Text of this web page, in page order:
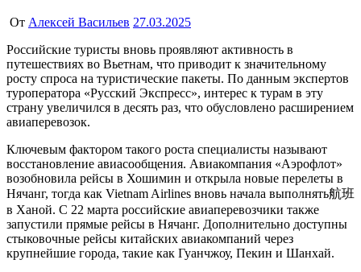
От Алексей Васильев 27.03.2025
Российские туристы вновь проявляют активность в
путешествиях во Вьетнам, что приводит к значительному
росту спроса на туристические пакеты. По данным экспертов
туроператора «Русский Экспресс», интерес к турам в эту
страну увеличился в десять раз, что обусловлено расширением
авиаперевозок.
Ключевым фактором такого роста специалисты называют
восстановление авиасообщения. Авиакомпания «Аэрофлот»
возобновила рейсы в Хошимин и открыла новые перелеты в
Нячанг, тогда как Vietnam Airlines вновь начала выполнять航班
в Ханой. С 22 марта российские авиаперевозчики также
запустили прямые рейсы в Нячанг. Дополнительно доступны
стыковочные рейсы китайских авиакомпаний через
крупнейшие города, такие как Гуанчжоу, Пекин и Шанхай.